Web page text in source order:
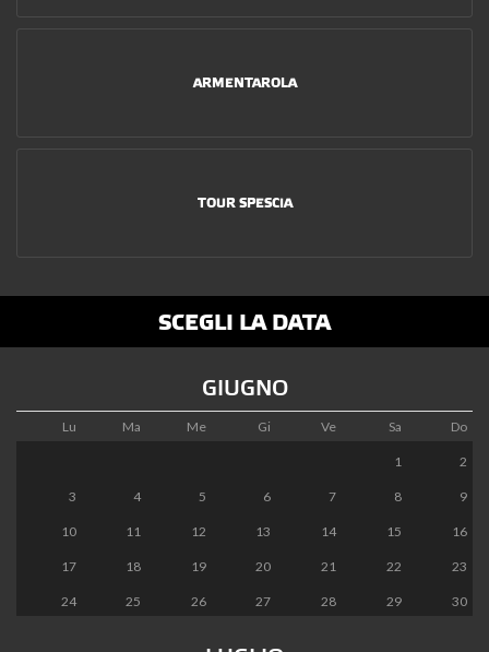
ARMENTAROLA
TOUR SPESCIA
SCEGLI LA DATA
GIUGNO
Lu Ma Me Gi Ve Sa Do
1 2
3 4 5 6 7 8 9
10 11 12 13 14 15 16
17 18 19 20 21 22 23
24 25 26 27 28 29 30